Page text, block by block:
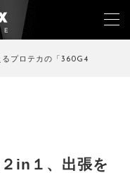
プロテカの「360G4
in１、出張を